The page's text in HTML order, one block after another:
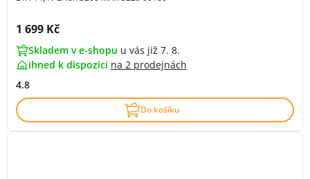
Cena s DPH:
1 699 Kč
Skladem v e-shopu u vás již 7. 8.
ihned k dispozici na 2 prodejnách
4.8
Do košíku